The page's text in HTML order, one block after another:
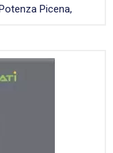
Picena,